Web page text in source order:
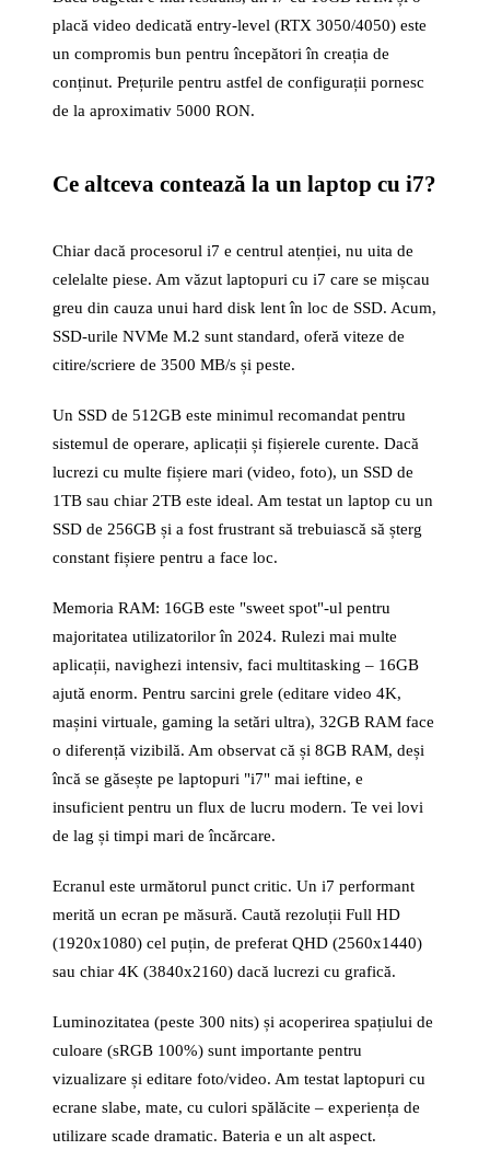
placă video dedicată entry-level (RTX 3050/4050) este
un compromis bun pentru începători în creația de
conținut. Prețurile pentru astfel de configurații pornesc
de la aproximativ 5000 RON.
Ce altceva contează la un laptop cu i7?
Chiar dacă procesorul i7 e centrul atenției, nu uita de
celelalte piese. Am văzut laptopuri cu i7 care se mișcau
greu din cauza unui hard disk lent în loc de SSD. Acum,
SSD-urile NVMe M.2 sunt standard, oferă viteze de
citire/scriere de 3500 MB/s și peste.
Un SSD de 512GB este minimul recomandat pentru
sistemul de operare, aplicații și fișierele curente. Dacă
lucrezi cu multe fișiere mari (video, foto), un SSD de
1TB sau chiar 2TB este ideal. Am testat un laptop cu un
SSD de 256GB și a fost frustrant să trebuiască să șterg
constant fișiere pentru a face loc.
Memoria RAM: 16GB este "sweet spot"-ul pentru
majoritatea utilizatorilor în 2024. Rulezi mai multe
aplicații, navighezi intensiv, faci multitasking – 16GB
ajută enorm. Pentru sarcini grele (editare video 4K,
mașini virtuale, gaming la setări ultra), 32GB RAM face
o diferență vizibilă. Am observat că și 8GB RAM, deși
încă se găsește pe laptopuri "i7" mai ieftine, e
insuficient pentru un flux de lucru modern. Te vei lovi
de lag și timpi mari de încărcare.
Ecranul este următorul punct critic. Un i7 performant
merită un ecran pe măsură. Caută rezoluții Full HD
(1920x1080) cel puțin, de preferat QHD (2560x1440)
sau chiar 4K (3840x2160) dacă lucrezi cu grafică.
Luminozitatea (peste 300 nits) și acoperirea spațiului de
culoare (sRGB 100%) sunt importante pentru
vizualizare și editare foto/video. Am testat laptopuri cu
ecrane slabe, mate, cu culori spălăcite – experiența de
utilizare scade dramatic. Bateria e un alt aspect.